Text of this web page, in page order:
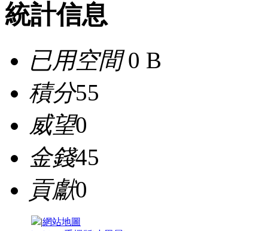
統計信息
已用空間0 B
積分55
威望0
金錢45
貢獻0
|網站地圖